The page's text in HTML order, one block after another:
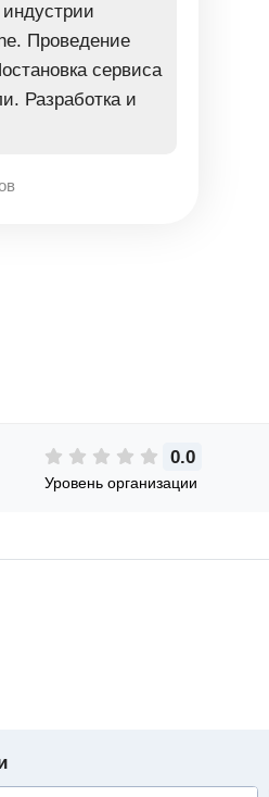
Проведение
сервиса
Разработка и
0.0
Уровень организации